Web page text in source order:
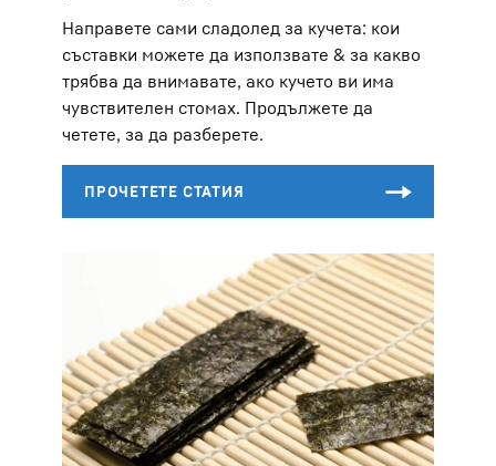
Направете сами сладолед за кучета: кои
съставки можете да използвате & за какво
трябва да внимавате, ако кучето ви има
чувствителен стомах. Продължете да
четете, за да разберете.